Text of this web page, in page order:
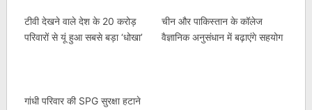
टीवी देखने वाले देश के 20 करोड़
परिवारों से यूं हुआ सबसे बड़ा ‘धोखा’
चीन और पाकिस्तान के कॉलेज
वैज्ञानिक अनुसंधान में बढ़ाएंगे सहयोग
गांधी परिवार की SPG सुरक्षा हटाने